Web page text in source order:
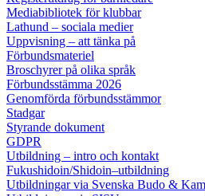
Mediabibliotek för klubbar
Lathund – sociala medier
Uppvisning – att tänka på
Förbundsmateriel
Broschyrer på olika språk
Förbundsstämma 2026
Genomförda förbundsstämmor
Stadgar
Styrande dokument
GDPR
Utbildning – intro och kontakt
Fukushidoin/Shidoin–utbildning
Utbildningar via Svenska Budo &